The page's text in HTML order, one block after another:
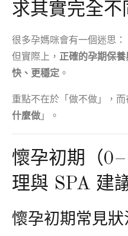
求其實完全不
很多孕媽咪會有一個迷思：
但實際上， 正確的孕期保
快、更穩定 。
重點不在於「做不做」，而
什麼做 」。
懷孕初期（
理與 SPA 建
懷孕初期常見狀